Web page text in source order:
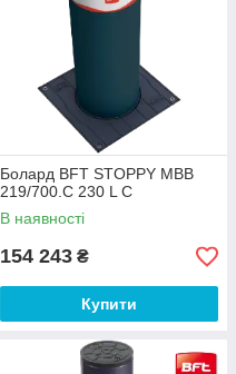
Болард BFT STOPPY MBB
219/700.C 230 L C
В наявності
154 243 ₴
Купити